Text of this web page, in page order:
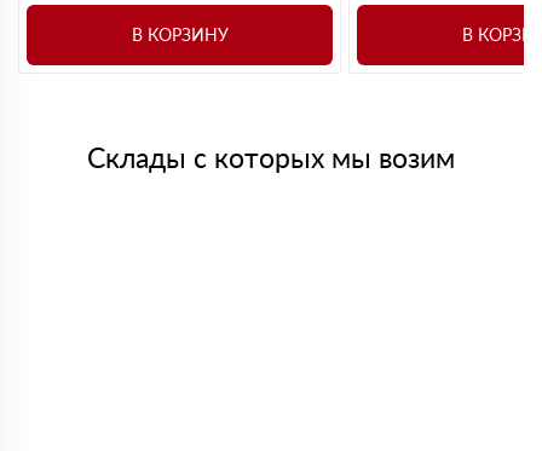
В КОРЗИНУ В
Склады с которых мы возим